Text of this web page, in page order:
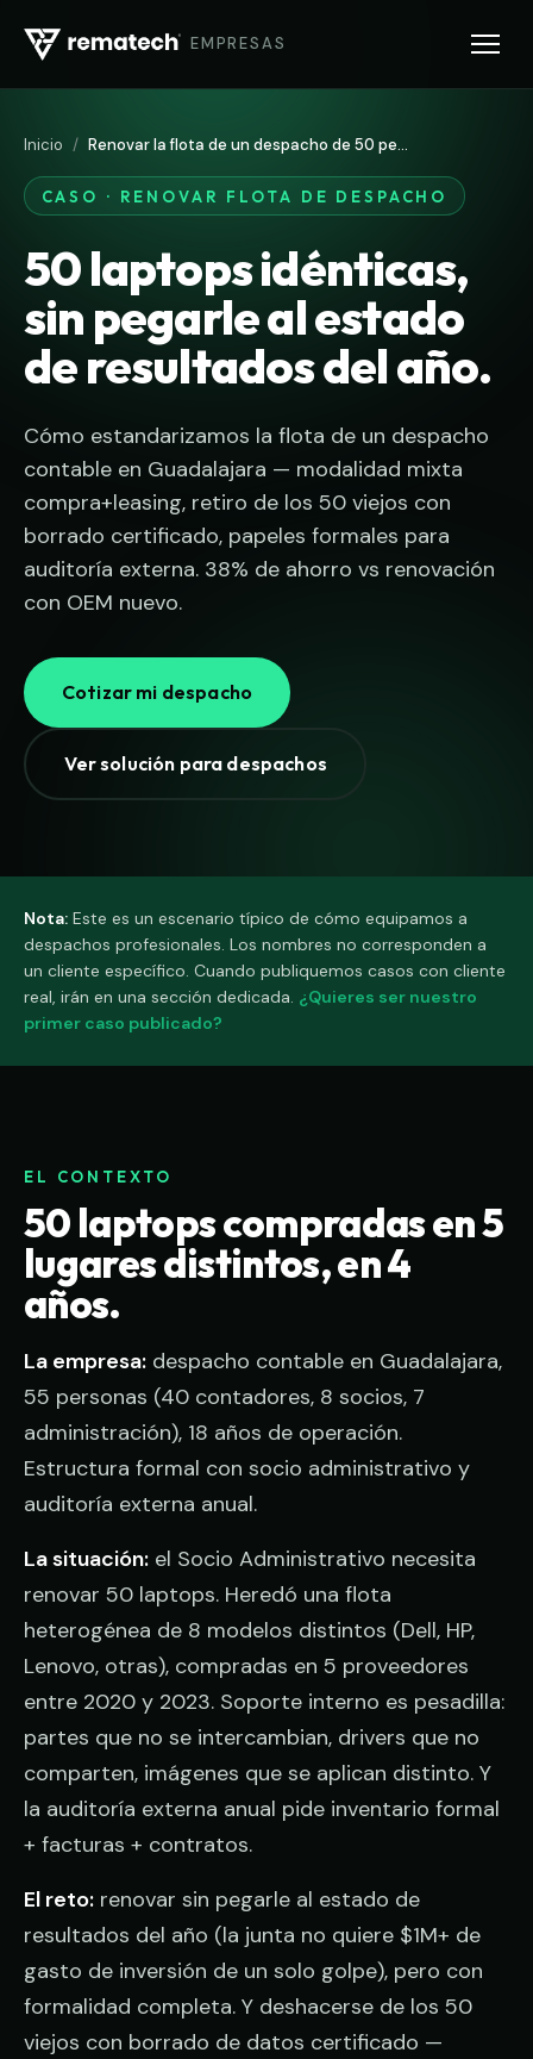
EMPRESAS
Inicio / Renovar la flota de un despacho de 50 pe…
CASO · RENOVAR FLOTA DE DESPACHO
50 laptops idénticas,
sin pegarle al estado
de resultados del año.
Cómo estandarizamos la flota de un despacho
contable en Guadalajara — modalidad mixta
compra+leasing, retiro de los 50 viejos con
borrado certificado, papeles formales para
auditoría externa. 38% de ahorro vs renovación
con OEM nuevo.
Cotizar mi despacho
Ver solución para despachos
Nota: Este es un escenario típico de cómo equipamos a
despachos profesionales. Los nombres no corresponden a
un cliente específico. Cuando publiquemos casos con cliente
real, irán en una sección dedicada. ¿Quieres ser nuestro
primer caso publicado?
EL CONTEXTO
50 laptops compradas en 5
lugares distintos, en 4
años.
La empresa: despacho contable en Guadalajara,
55 personas (40 contadores, 8 socios, 7
administración), 18 años de operación.
Estructura formal con socio administrativo y
auditoría externa anual.
La situación: el Socio Administrativo necesita
renovar 50 laptops. Heredó una flota
heterogénea de 8 modelos distintos (Dell, HP,
Lenovo, otras), compradas en 5 proveedores
entre 2020 y 2023. Soporte interno es pesadilla:
partes que no se intercambian, drivers que no
comparten, imágenes que se aplican distinto. Y
la auditoría externa anual pide inventario formal
+ facturas + contratos.
El reto: renovar sin pegarle al estado de
resultados del año (la junta no quiere $1M+ de
gasto de inversión de un solo golpe), pero con
formalidad completa. Y deshacerse de los 50
viejos con borrado de datos certificado —